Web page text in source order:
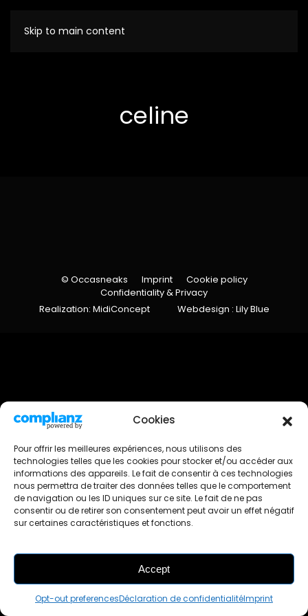
Cookies
Pour offrir les meilleures expériences, nous utilisons des
technologies telles que les cookies pour stocker et/ou accéder aux
informations des appareils. Le fait de consentir à ces technologies
nous permettra de traiter des données telles que le comportement
de navigation ou les ID uniques sur ce site. Le fait de ne pas
consentir ou de retirer son consentement peut avoir un effet négatif
sur certaines caractéristiques et fonctions.
Accept
Opt-out preferencesDéclaration de confidentialitéImprint
Skip to main content
celine
© Occasneaks Imprint
Cookie policy
Confidentiality & Privacy
Realization: MidiConcept
Webdesign : Lily Blue